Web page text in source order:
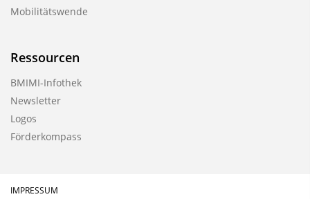
Mobilitätswende
Ressourcen
BMIMI-Infothek
Newsletter
Logos
Förderkompass
IMPRESSUM